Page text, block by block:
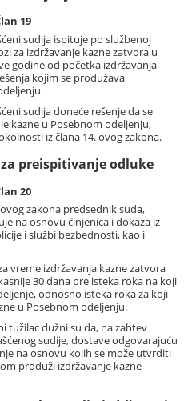
19
sudija ispituje po službenoj
za izdržavanje kazne zatvora u
godine od početka izdržavanja
kojim se produžava
sudija doneće rešenje da se
kazne u Posebnom odeljenju,
iz člana 14. ovog zakona.
preispitivanje odluke
20
zakona predsednik suda,
na osnovu činjenica i dokaza iz
i službi bezbednosti, kao i
vreme izdržavanja kazne zatvora
30 dana pre isteka roka na koji
odnosno isteka roka za koji
u Posebnom odeljenju.
tužilac dužni su da, na zahtev
sudije, dostave odgovarajuću
na osnovu kojih se može utvrditi
produži izdržavanje kazne